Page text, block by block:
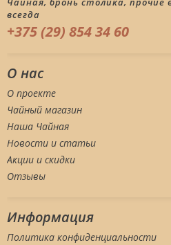
всегда
+375 (29) 854 34 60
О нас
О проекте
Чайный магазин
Наша Чайная
Новости и статьи
Акции и скидки
Отзывы
Информация
Политика конфиденциальности